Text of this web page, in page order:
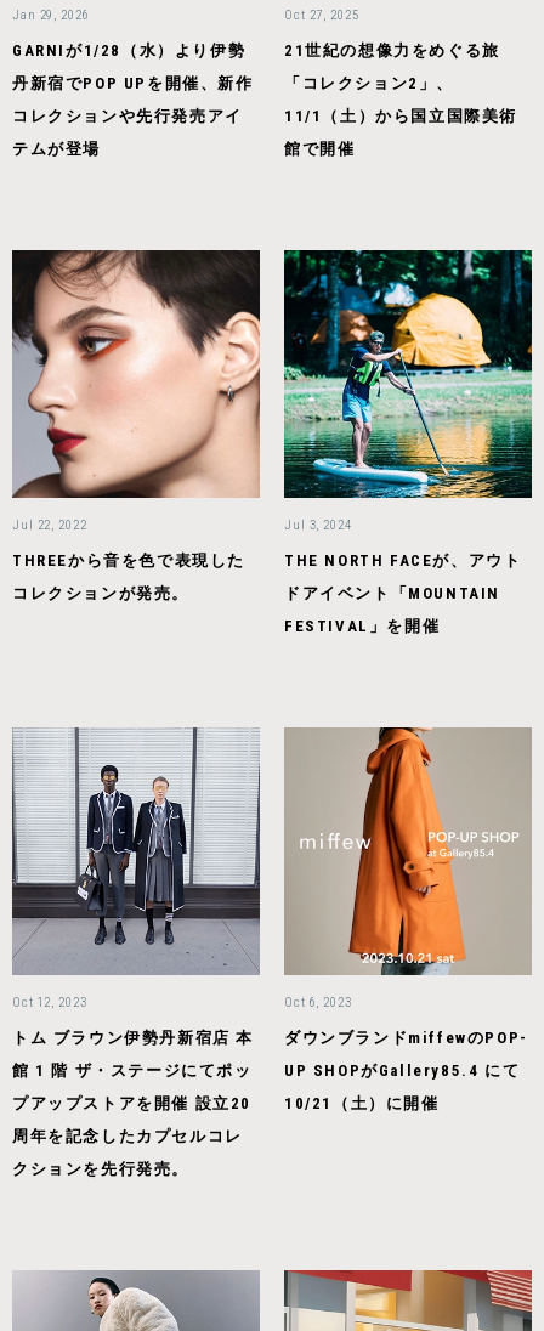
Jan 29, 2026
GARNIが1/28（水）より伊勢
丹新宿でPOP UPを開催、新作
コレクションや先行発売アイ
テムが登場
Oct 27, 2025
21世紀の想像力をめぐる旅
「コレクション2」、
11/1（土）から国立国際美術
館で開催
Jul 22, 2022
THREEから音を色で表現した
コレクションが発売。
Jul 3, 2024
THE NORTH FACEが、アウト
ドアイベント「MOUNTAIN
FESTIVAL」を開催
Oct 12, 2023
トム ブラウン伊勢丹新宿店 本
館 1 階 ザ・ステージにてポッ
プアップストアを開催 設立20
周年を記念したカプセルコレ
クションを先行発売。
Oct 6, 2023
ダウンブランドmiffewのPOP-
UP SHOPがGallery85.4 にて
10/21（土）に開催